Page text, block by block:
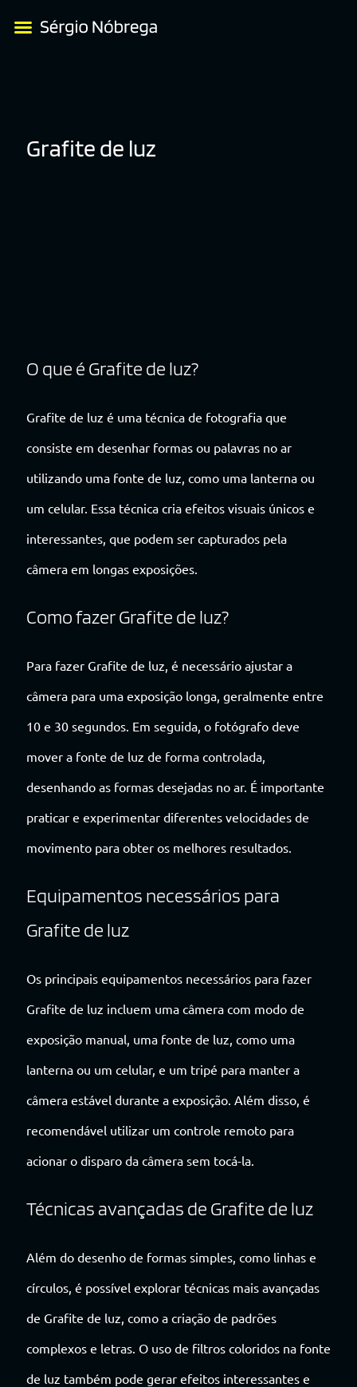
Grafite de luz
O que é Grafite de luz?
Grafite de luz é uma técnica de fotografia que
consiste em desenhar formas ou palavras no ar
utilizando uma fonte de luz, como uma lanterna ou
um celular. Essa técnica cria efeitos visuais únicos e
interessantes, que podem ser capturados pela
câmera em longas exposições.
Como fazer Grafite de luz?
Para fazer Grafite de luz, é necessário ajustar a
câmera para uma exposição longa, geralmente entre
10 e 30 segundos. Em seguida, o fotógrafo deve
mover a fonte de luz de forma controlada,
desenhando as formas desejadas no ar. É importante
praticar e experimentar diferentes velocidades de
movimento para obter os melhores resultados.
Equipamentos necessários para
Grafite de luz
Os principais equipamentos necessários para fazer
Grafite de luz incluem uma câmera com modo de
exposição manual, uma fonte de luz, como uma
lanterna ou um celular, e um tripé para manter a
câmera estável durante a exposição. Além disso, é
recomendável utilizar um controle remoto para
acionar o disparo da câmera sem tocá-la.
Técnicas avançadas de Grafite de luz
Além do desenho de formas simples, como linhas e
círculos, é possível explorar técnicas mais avançadas
de Grafite de luz, como a criação de padrões
complexos e letras. O uso de filtros coloridos na fonte
de luz também pode gerar efeitos interessantes e